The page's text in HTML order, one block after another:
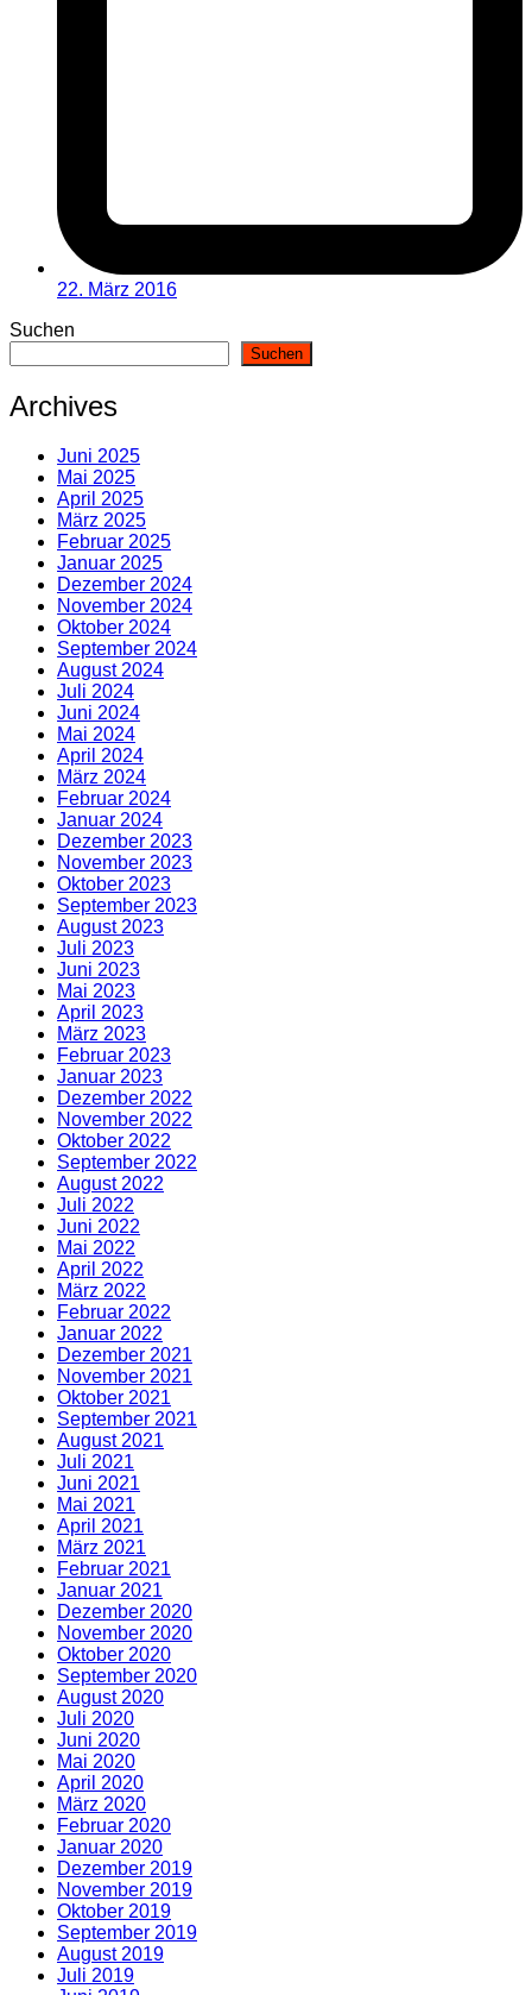
22. März 2016
Suchen
Suchen
Archives
Juni 2025
Mai 2025
April 2025
März 2025
Februar 2025
Januar 2025
Dezember 2024
November 2024
Oktober 2024
September 2024
August 2024
Juli 2024
Juni 2024
Mai 2024
April 2024
März 2024
Februar 2024
Januar 2024
Dezember 2023
November 2023
Oktober 2023
September 2023
August 2023
Juli 2023
Juni 2023
Mai 2023
April 2023
März 2023
Februar 2023
Januar 2023
Dezember 2022
November 2022
Oktober 2022
September 2022
August 2022
Juli 2022
Juni 2022
Mai 2022
April 2022
März 2022
Februar 2022
Januar 2022
Dezember 2021
November 2021
Oktober 2021
September 2021
August 2021
Juli 2021
Juni 2021
Mai 2021
April 2021
März 2021
Februar 2021
Januar 2021
Dezember 2020
November 2020
Oktober 2020
September 2020
August 2020
Juli 2020
Juni 2020
Mai 2020
April 2020
März 2020
Februar 2020
Januar 2020
Dezember 2019
November 2019
Oktober 2019
September 2019
August 2019
Juli 2019